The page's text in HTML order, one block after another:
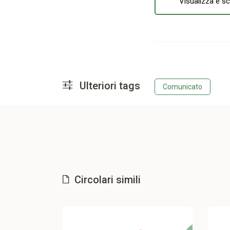
Ulteriori tags Comunicato
Circolari simili